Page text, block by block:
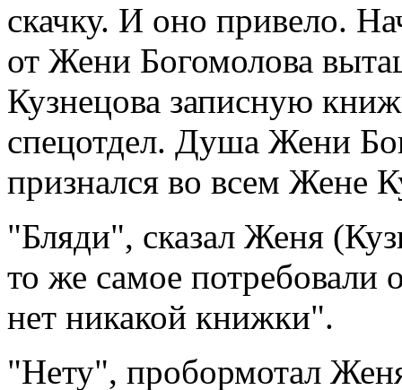
скачку. И оно привело.
от Жени Богомолова
Кузнецова записную
спецотдел. Душа Жени
признался во всем Жене
"Бляди", сказал Женя
то же самое потребовали
нет никакой книжки".
"Нету", пробормотал